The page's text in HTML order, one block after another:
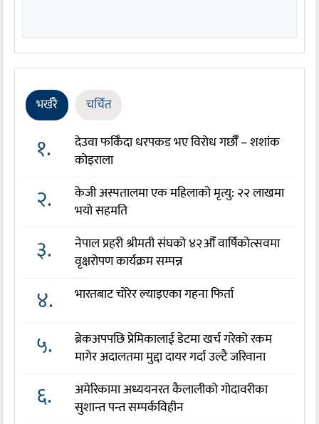
भर्खरै चर्चित
१.
देउवा फर्किँदा धरपकड भए विरोध गर्छौँं – शशांक
कोइराला
२.
केजी अस्पतालमा एक महिलाको मृत्यु: २२ लाखमा
भयो सहमति
३.
नेपाल प्रहरी श्रीमती संघको ४२औँ वार्षिकोत्सवमा
वृक्षरोपण कार्यक्रम सम्पन्न
४. भारतबाट चोरेर ल्याइएका गहना फिर्ता
५.
ब्रेकअपपछि प्रेमिकालाई डेटमा खर्च गरेको रकम
मागेर अदालतमा मुद्दा दायर गर्दा उल्टै जरिवाना
६.
अमेरिकामा अध्ययनरत कैलालीको गोदावरीका
सुशान्त पन्त सम्पर्कविहीन